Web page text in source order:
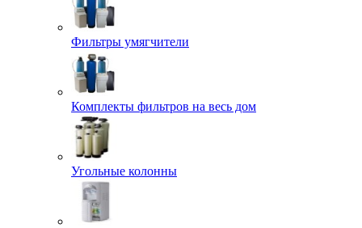
Фильтры умягчители
Комплекты фильтров на весь дом
Угольные колонны